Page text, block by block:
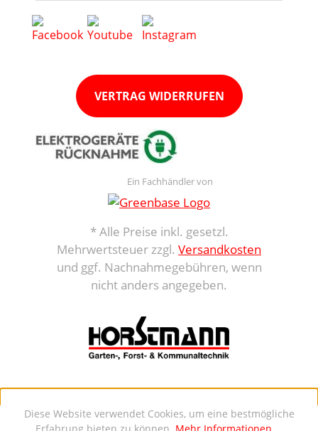
VERTRAG WIDERRUFEN
Ein Fachhändler von
* Alle Preise inkl. gesetzl.
Mehrwertsteuer zzgl. Versandkosten
und ggf. Nachnahmegebühren, wenn
nicht anders angegeben.
Diese Website verwendet Cookies, um eine bestmögliche